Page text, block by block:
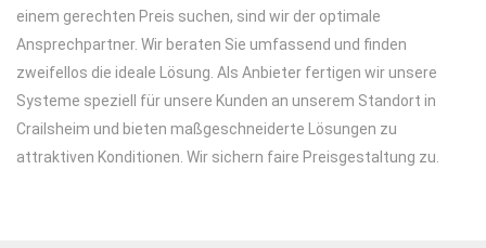
einem gerechten Preis suchen, sind wir der optimale
Ansprechpartner. Wir beraten Sie umfassend und finden
zweifellos die ideale Lösung. Als Anbieter fertigen wir unsere
Systeme speziell für unsere Kunden an unserem Standort in
Crailsheim und bieten maßgeschneiderte Lösungen zu
attraktiven Konditionen. Wir sichern faire Preisgestaltung zu.